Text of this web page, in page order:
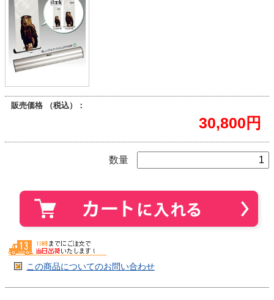
販売価格 （税込）：
30,800円
数量
この商品についてのお問い合わせ